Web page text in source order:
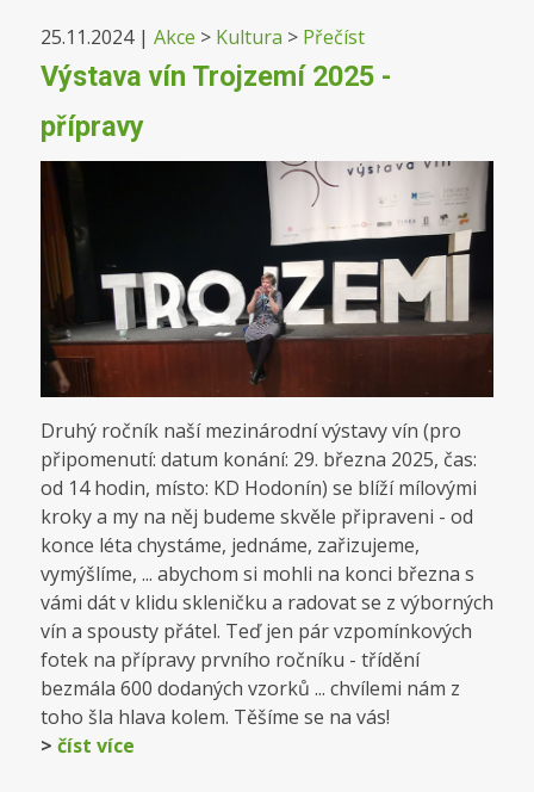
25.11.2024| Akce > Kultura > Přečíst
Výstava vín Trojzemí 2025 -
přípravy
Druhý ročník naší mezinárodní výstavy vín (pro
připomenutí: datum konání: 29. března 2025, čas:
od 14 hodin, místo: KD Hodonín) se blíží mílovými
kroky a my na něj budeme skvěle připraveni - od
konce léta chystáme, jednáme, zařizujeme,
vymýšlíme, ... abychom si mohli na konci března s
vámi dát v klidu skleničku a radovat se z výborných
vín a spousty přátel. Teď jen pár vzpomínkových
fotek na přípravy prvního ročníku - třídění
bezmála 600 dodaných vzorků ... chvílemi nám z
toho šla hlava kolem. Těšíme se na vás!
> číst více